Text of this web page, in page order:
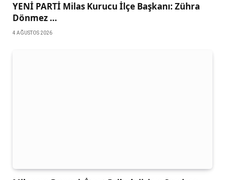
YENİ PARTİ Milas Kurucu İlçe Başkanı: Zühra
Dönmez …
4 AĞUSTOS 2026